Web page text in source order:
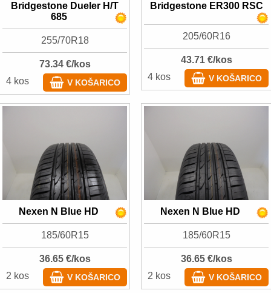
Bridgestone Dueler H/T
685
255/70R18
73.34 €/kos
4 kos
V KOŠARICO
Bridgestone ER300 RSC
205/60R16
43.71 €/kos
4 kos
V KOŠARICO
Nexen N Blue HD
185/60R15
36.65 €/kos
2 kos
V KOŠARICO
Nexen N Blue HD
185/60R15
36.65 €/kos
2 kos
V KOŠARICO